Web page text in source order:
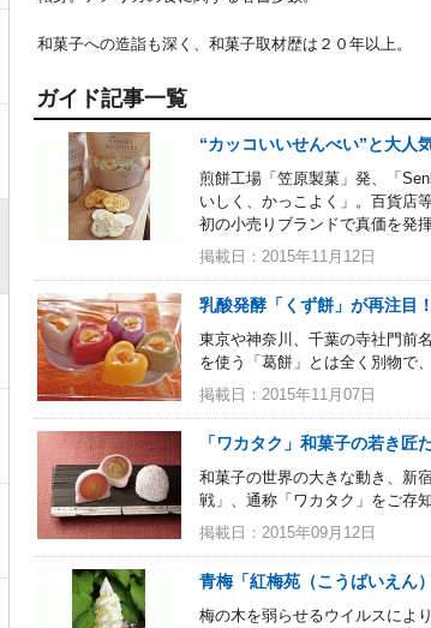
和菓子への造詣も深く、和菓子取材歴は２０年以上。
ガイド記事一覧
“カッコいいせんべい”と大人
煎餅工場「笠原製菓」発、「
いしく、かっこよく」。百貨店
初の小売りブランドで真価を発揮
掲載日：2015年11月12日
乳酸発酵「くず餅」が再注目
東京や神奈川、千葉の寺社門前
を使う「葛餅」とは全く別物で
掲載日：2015年11月07日
「ワカタク」和菓子の若き匠
和菓子の世界の大きな動き、
戦」、通称「ワカタク」をご存
掲載日：2015年09月12日
青梅「紅梅苑（こうばいえん
梅の木を弱らせるウイルスによ